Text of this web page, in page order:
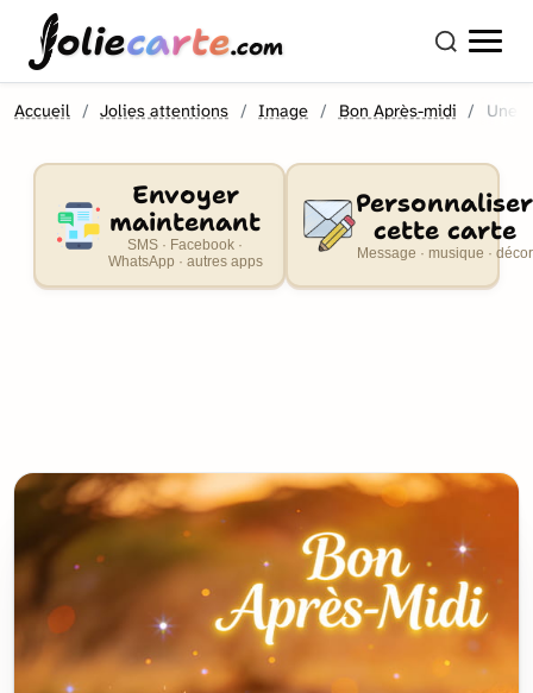
oliecarte.com
Accueil Jolies attentions Image Bon Après-midi Une
Envoyer
maintenant
SMS · Facebook ·
WhatsApp · autres apps
Personnaliser
cette carte
Message · musique · décor